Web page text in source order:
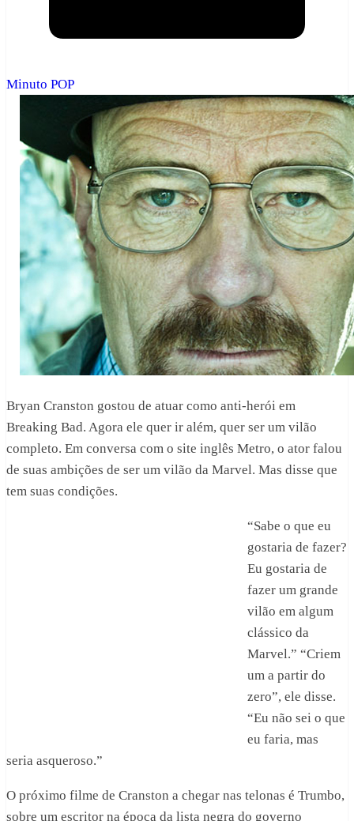
Minuto POP
Bryan Cranston gostou de atuar como anti-herói em
Breaking Bad. Agora ele quer ir além, quer ser um vilão
completo. Em conversa com o site inglês Metro, o ator falou
de suas ambições de ser um vilão da Marvel. Mas disse que
tem suas condições.
“Sabe o que eu
gostaria de fazer?
Eu gostaria de
fazer um grande
vilão em algum
clássico da
Marvel.” “Criem
um a partir do
zero”, ele disse.
“Eu não sei o que
eu faria, mas
seria asqueroso.”
O próximo filme de Cranston a chegar nas telonas é Trumbo,
sobre um escritor na época da lista negra do governo